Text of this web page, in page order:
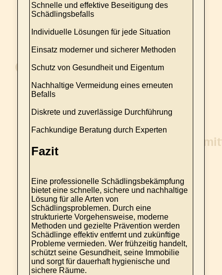
Schnelle und effektive Beseitigung des
Schädlingsbefalls
Individuelle Lösungen für jede Situation
Einsatz moderner und sicherer Methoden
Schutz von Gesundheit und Eigentum
Nachhaltige Vermeidung eines erneuten
Befalls
Diskrete und zuverlässige Durchführung
Fachkundige Beratung durch Experten
Fazit
Eine professionelle Schädlingsbekämpfung
bietet eine schnelle, sichere und nachhaltige
Lösung für alle Arten von
Schädlingsproblemen. Durch eine
strukturierte Vorgehensweise, moderne
Methoden und gezielte Prävention werden
Schädlinge effektiv entfernt und zukünftige
Probleme vermieden. Wer frühzeitig handelt,
schützt seine Gesundheit, seine Immobilie
und sorgt für dauerhaft hygienische und
sichere Räume.